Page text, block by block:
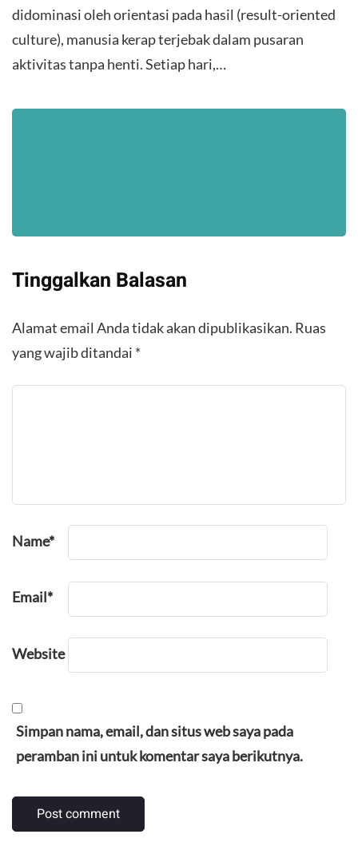
didominasi oleh orientasi pada hasil (result-oriented
culture), manusia kerap terjebak dalam pusaran
aktivitas tanpa henti. Setiap hari,…
Tinggalkan Balasan
Alamat email Anda tidak akan dipublikasikan. Ruas
yang wajib ditandai *
Name*
Email*
Website
Simpan nama, email, dan situs web saya pada
peramban ini untuk komentar saya berikutnya.